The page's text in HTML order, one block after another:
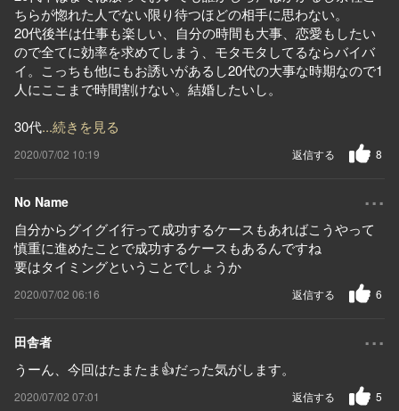
ちらが惚れた人でない限り待つほどの相手に思わない。
20代後半は仕事も楽しい、自分の時間も大事、恋愛もしたい
ので全てに効率を求めてしまう、モタモタしてるならバイバ
イ。こっちも他にもお誘いがあるし20代の大事な時期なので1
人にここまで時間割けない。結婚したいし。
30代...続きを見る
2020/07/02 10:19 8
返信する
No Name ...
自分からグイグイ行って成功するケースもあればこうやって
慎重に進めたことで成功するケースもあるんですね
要はタイミングということでしょうか
2020/07/02 06:16 6
返信する
田舎者 ...
うーん、今回はたまたま👍だった気がします。
2020/07/02 07:01 5
返信する